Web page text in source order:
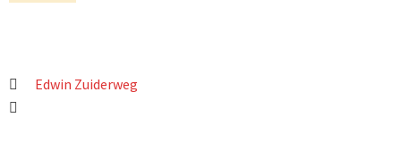
Edwin Zuiderweg